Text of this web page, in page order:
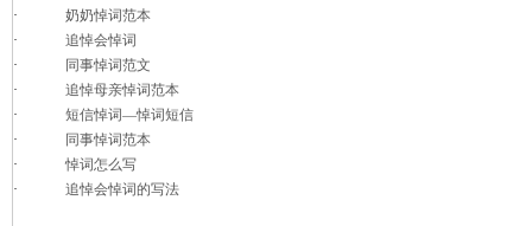
·
奶奶悼词范本
·
追悼会悼词
·
同事悼词范文
·
追悼母亲悼词范本
·
短信悼词—悼词短信
·
同事悼词范本
·
悼词怎么写
·
追悼会悼词的写法